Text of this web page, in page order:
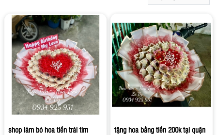
shop làm bó hoa tiền trái tim
tặng hoa bằng tiền 200k tại quận